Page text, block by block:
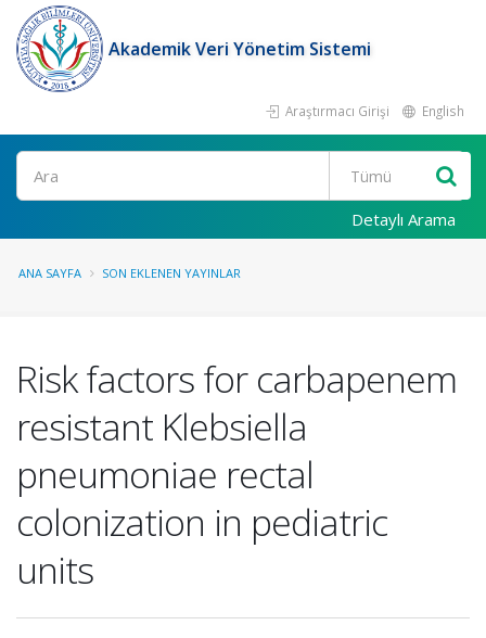
Akademik Veri Yönetim Sistemi
Araştırmacı Girişi English
Ara
Detaylı Arama
ANA SAYFA SON EKLENEN YAYINLAR
Risk factors for carbapenem
resistant Klebsiella
pneumoniae rectal
colonization in pediatric
units